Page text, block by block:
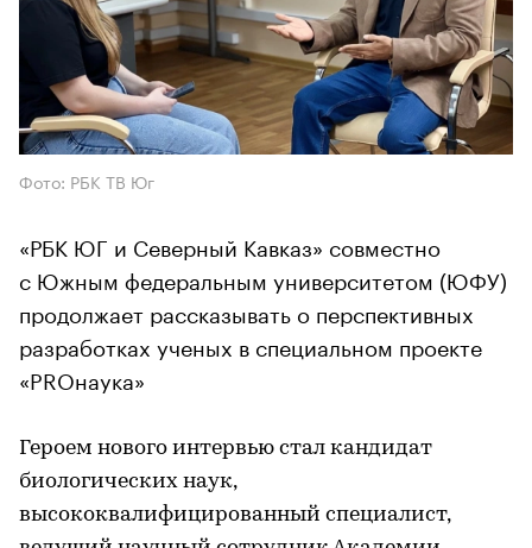
Фото: РБК ТВ Юг
«РБК ЮГ и Северный Кавказ» совместно
с Южным федеральным университетом (ЮФУ)
продолжает рассказывать о перспективных
разработках ученых в специальном проекте
«PROнаука»
Героем нового интервью стал кандидат
биологических наук,
высококвалифицированный специалист,